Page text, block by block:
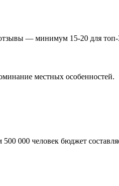
— минимум 15-20 для топ-
местных особенностей.
000 человек бюджет